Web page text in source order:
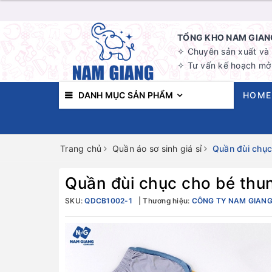
TỔNG KHO NAM
✧ Chuyên sản xuất
✧ Tư vấn kế hoạch
DANH MỤC SẢN PHẨM HOME
Trang chủ Quần áo sơ sinh giá sỉ Quần đùi
Quần đùi chục cho bé
SKU:QDCB1002-1 Thương hiệu: CÔNG TY NAM GIANG